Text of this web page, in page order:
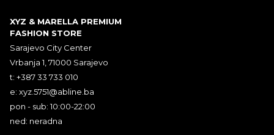
XYZ & MARELLA PREMIUM
FASHION STORE
Sarajevo City Center
Vrbanja 1, 71000 Sarajevo
t: +387 33 733 010
e: xyz.5751@abline.ba
pon - sub: 10:00-22:00
ned: neradna